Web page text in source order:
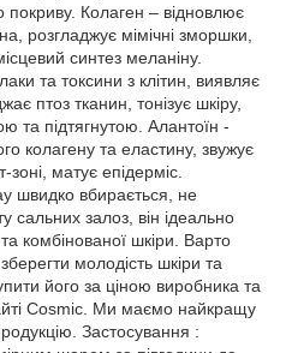
покриву. Колаген – відновлює
розгладжує мімічні зморшки,
синтез меланіну.
та токсини з клітин, виявляє
птоз тканин, тонізує шкіру,
та підтягнутою. Алантоїн -
колагену та еластину, звужує
матує епідерміс.
швидко вбирається, не
сальних залоз, він ідеально
комбінованої шкіри. Варто
молодість шкіри та
його за ціною виробника та
Cosmic. Ми маємо найкращу
Застосування :